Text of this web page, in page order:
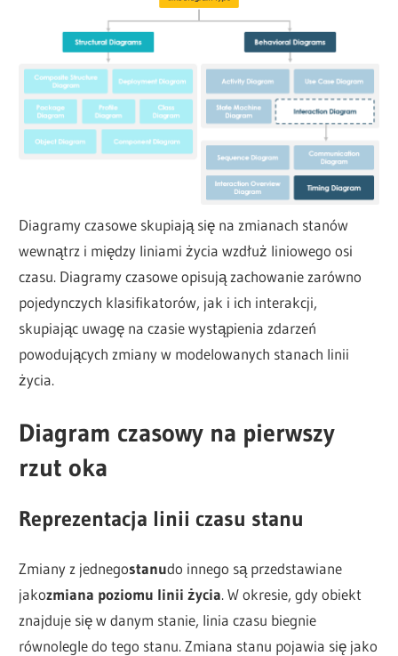
Diagramy czasowe skupiają się na zmianach stanów
wewnątrz i między liniami życia wzdłuż liniowego osi
czasu. Diagramy czasowe opisują zachowanie zarówno
pojedynczych klasifikatorów, jak i ich interakcji,
skupiając uwagę na czasie wystąpienia zdarzeń
powodujących zmiany w modelowanych stanach linii
życia.
Diagram czasowy na pierwszy
rzut oka
Reprezentacja linii czasu stanu
Zmiany z jednegostanudo innego są przedstawiane
jakozmiana poziomu linii życia. W okresie, gdy obiekt
znajduje się w danym stanie, linia czasu biegnie
równolegle do tego stanu. Zmiana stanu pojawia się jako